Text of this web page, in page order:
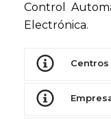
Control
Electrónica.